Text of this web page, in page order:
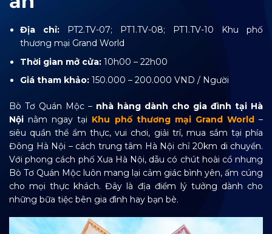
Địa chỉ: PT2.TV-07; PT1.TV-08; PT1.TV-10 Khu phố
thương mại Grand World
Thời gian mở cửa: 10h00 – 22h00
Giá tham khảo: 150.000 – 200.000 VND / Người
Bò Tơ Quán Mộc – nhà hàng dành cho gia đình tại Hà
Nội nằm ngay tại Khu phố thương mại Grand World–
siêu quần thể ẩm thực, vui chơi, giải trí, mua sắm tại phía
Đông Hà Nội – cách trung tâm Hà Nội chỉ 20km di chuyển.
Với phong cách phố Xưa Hà Nội, dẫu có chút hoài cổ nhưng
Bò Tơ Quán Mộc luôn mang lại cảm giác bình yên, ấm cúng
cho mọi thực khách. Đây là địa điểm lý tưởng dành cho
những bữa tiệc bên gia đình hay bạn bè.